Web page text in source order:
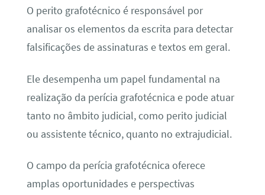
O perito grafotécnico é responsável por
analisar os elementos da escrita para detectar
falsificações de assinaturas e textos em geral.
Ele desempenha um papel fundamental na
realização da perícia grafotécnica e pode atuar
tanto no âmbito judicial, como perito judicial
ou assistente técnico, quanto no extrajudicial.
O campo da perícia grafotécnica oferece
amplas oportunidades e perspectivas